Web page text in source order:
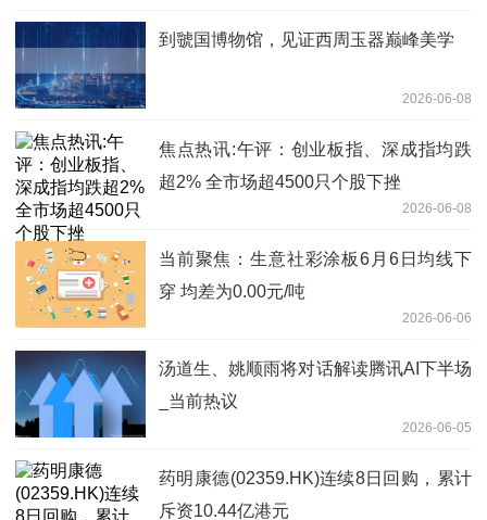
到虢国博物馆，见证西周玉器巅峰美学
2026-06-08
焦点热讯:午评：创业板指、深成指均跌
超2% 全市场超4500只个股下挫
2026-06-08
当前聚焦：生意社彩涂板6月6日均线下
穿 均差为0.00元/吨
2026-06-06
汤道生、姚顺雨将对话解读腾讯AI下半场
_当前热议
2026-06-05
药明康德(02359.HK)连续8日回购，累计
斥资10.44亿港元